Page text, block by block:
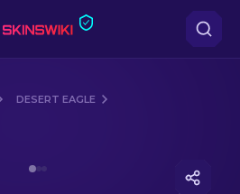
DESERT EAGLE